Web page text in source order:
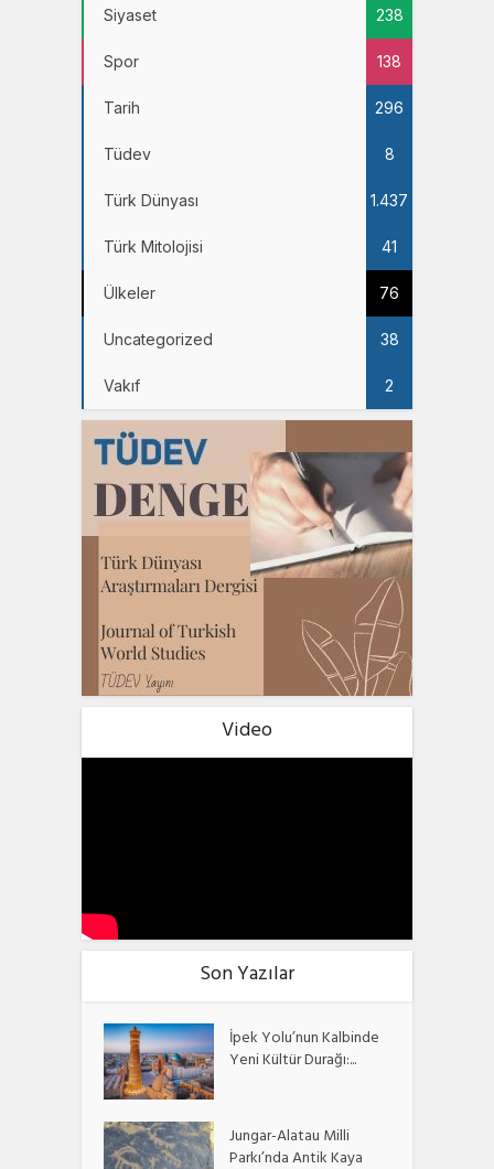
Siyaset 238
Spor 138
Tarih 296
Tüdev 8
Türk Dünyası 1.437
Türk Mitolojisi 41
Ülkeler 76
Uncategorized 38
Vakıf 2
Video
Son Yazılar
İpek Yolu’nun Kalbinde
Yeni Kültür Durağı:...
Jungar-Alatau Milli
Parkı’nda Antik Kaya